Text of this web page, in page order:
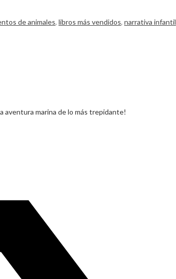
de animales, libros más vendidos, narrativa infantil
aventura marina de lo más trepidante!